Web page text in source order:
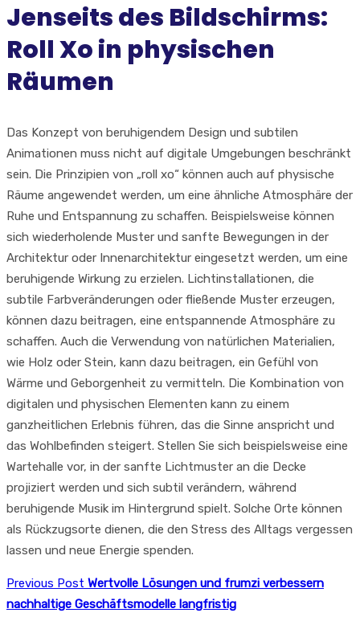
Jenseits des Bildschirms:
Roll Xo in physischen
Räumen
Das Konzept von beruhigendem Design und subtilen
Animationen muss nicht auf digitale Umgebungen beschränkt
sein. Die Prinzipien von „roll xo“ können auch auf physische
Räume angewendet werden, um eine ähnliche Atmosphäre der
Ruhe und Entspannung zu schaffen. Beispielsweise können
sich wiederholende Muster und sanfte Bewegungen in der
Architektur oder Innenarchitektur eingesetzt werden, um eine
beruhigende Wirkung zu erzielen. Lichtinstallationen, die
subtile Farbveränderungen oder fließende Muster erzeugen,
können dazu beitragen, eine entspannende Atmosphäre zu
schaffen. Auch die Verwendung von natürlichen Materialien,
wie Holz oder Stein, kann dazu beitragen, ein Gefühl von
Wärme und Geborgenheit zu vermitteln. Die Kombination von
digitalen und physischen Elementen kann zu einem
ganzheitlichen Erlebnis führen, das die Sinne anspricht und
das Wohlbefinden steigert. Stellen Sie sich beispielsweise eine
Wartehalle vor, in der sanfte Lichtmuster an die Decke
projiziert werden und sich subtil verändern, während
beruhigende Musik im Hintergrund spielt. Solche Orte können
als Rückzugsorte dienen, die den Stress des Alltags vergessen
lassen und neue Energie spenden.
Previous Post Wertvolle Lösungen und frumzi verbessern
nachhaltige Geschäftsmodelle langfristig